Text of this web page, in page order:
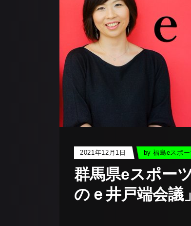
2021年12月1日 by福島eスポ
群馬県eスポー
のｅ井戸端会議